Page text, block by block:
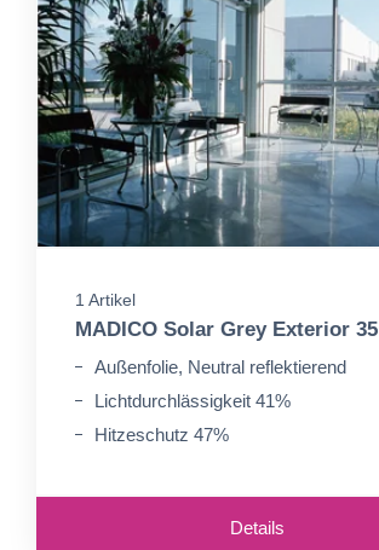
1 Artikel
MADICO Solar Grey Exterior 35
Außenfolie, Neutral reflektierend
Lichtdurchlässigkeit 41%
Hitzeschutz 47%
Details